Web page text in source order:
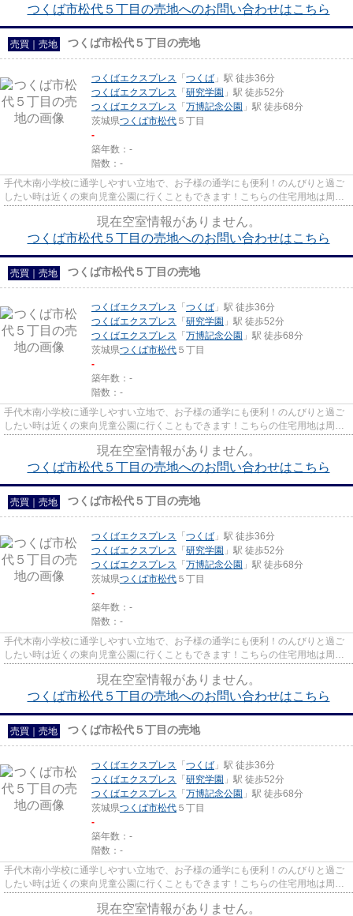
つくば市松代５丁目の売地へのお問い合わせはこちら
売買｜売地 つくば市松代５丁目の売地
つくばエクスプレス 「 つくば 」駅 徒歩36分
つくばエクスプレス 「 研究学園 」駅 徒歩52分
つくばエクスプレス 「 万博記念公園 」駅 徒歩68分
茨城県つくば市松代 ５丁目
-
築年数：-
階数：-
手代木南小学校に通学しやすい立地で、お子様の通学にも便利！のんびりと過ご
したい時は近くの東向児童公園に行くこともできます！こちらの住宅用地は周囲
現在空室情報がありません。
つくば市松代５丁目の売地へのお問い合わせはこちら
売買｜売地 つくば市松代５丁目の売地
つくばエクスプレス 「 つくば 」駅 徒歩36分
つくばエクスプレス 「 研究学園 」駅 徒歩52分
つくばエクスプレス 「 万博記念公園 」駅 徒歩68分
茨城県つくば市松代 ５丁目
-
築年数：-
階数：-
手代木南小学校に通学しやすい立地で、お子様の通学にも便利！のんびりと過ご
したい時は近くの東向児童公園に行くこともできます！こちらの住宅用地は周囲
現在空室情報がありません。
つくば市松代５丁目の売地へのお問い合わせはこちら
売買｜売地 つくば市松代５丁目の売地
つくばエクスプレス 「 つくば 」駅 徒歩36分
つくばエクスプレス 「 研究学園 」駅 徒歩52分
つくばエクスプレス 「 万博記念公園 」駅 徒歩68分
茨城県つくば市松代 ５丁目
-
築年数：-
階数：-
手代木南小学校に通学しやすい立地で、お子様の通学にも便利！のんびりと過ご
したい時は近くの東向児童公園に行くこともできます！こちらの住宅用地は周囲
現在空室情報がありません。
つくば市松代５丁目の売地へのお問い合わせはこちら
売買｜売地 つくば市松代５丁目の売地
つくばエクスプレス 「 つくば 」駅 徒歩36分
つくばエクスプレス 「 研究学園 」駅 徒歩52分
つくばエクスプレス 「 万博記念公園 」駅 徒歩68分
茨城県つくば市松代 ５丁目
-
築年数：-
階数：-
手代木南小学校に通学しやすい立地で、お子様の通学にも便利！のんびりと過ご
したい時は近くの東向児童公園に行くこともできます！こちらの住宅用地は周囲
現在空室情報がありません。